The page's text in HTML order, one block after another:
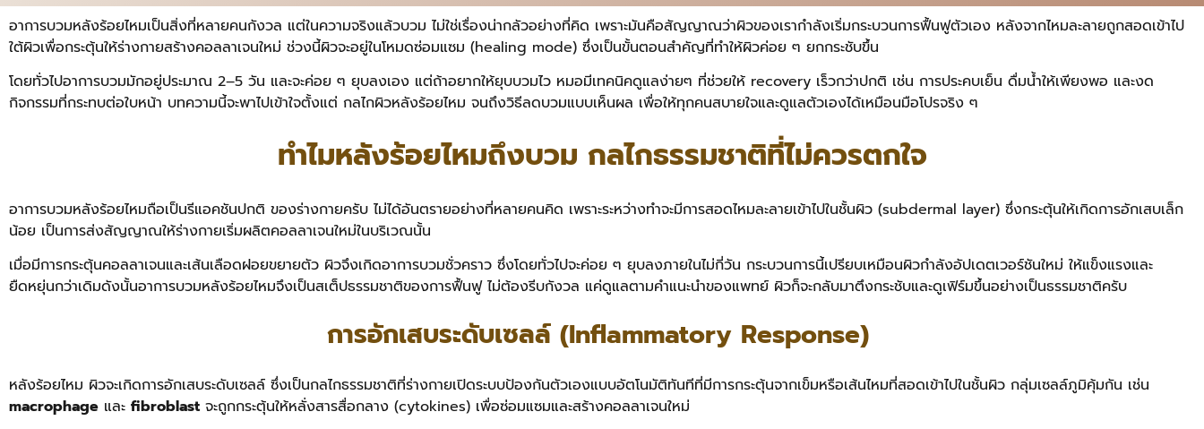
อาการบวมหลังร้อยไหมเป็นสิ่งที่หลายคนกังวล แต่ในความจริงแล้วบวม ไม่ใช่เรื่องน่ากลัวอย่างที่คิด เพราะมันคือสัญญาณว่าผิวของเรากำลังเริ่มกระบวนการฟื้นฟูตัวเอง หลังจากไหมละลายถูกสอดเข้าไป
ใต้ผิวเพื่อกระตุ้นให้ร่างกายสร้างคอลลาเจนใหม่ ช่วงนี้ผิวจะอยู่ในโหมดซ่อมแซม (healing mode) ซึ่งเป็นขั้นตอนสำคัญที่ทำให้ผิวค่อย ๆ ยกกระชับขึ้น
โดยทั่วไปอาการบวมมักอยู่ประมาณ 2–5 วัน และจะค่อย ๆ ยุบลงเอง แต่ถ้าอยากให้ยุบบวมไว หมอมีเทคนิคดูแลง่ายๆ ที่ช่วยให้ recovery เร็วกว่าปกติ เช่น การประคบเย็น ดื่มน้ำให้เพียงพอ และงด
กิจกรรมที่กระทบต่อใบหน้า บทความนี้จะพาไปเข้าใจตั้งแต่ กลไกผิวหลังร้อยไหม จนถึงวิธีลดบวมแบบเห็นผล เพื่อให้ทุกคนสบายใจและดูแลตัวเองได้เหมือนมือโปรจริง ๆ
ทำไมหลังร้อยไหมถึงบวม กลไกธรรมชาติที่ไม่ควรตกใจ
อาการบวมหลังร้อยไหมถือเป็นรีแอคชันปกติ ของร่างกายครับ ไม่ได้อันตรายอย่างที่หลายคนคิด เพราะระหว่างทำจะมีการสอดไหมละลายเข้าไปในชั้นผิว (subdermal layer) ซึ่งกระตุ้นให้เกิดการอักเสบเล็ก
น้อย เป็นการส่งสัญญาณให้ร่างกายเริ่มผลิตคอลลาเจนใหม่ในบริเวณนั้น
เมื่อมีการกระตุ้นคอลลาเจนและเส้นเลือดฝอยขยายตัว ผิวจึงเกิดอาการบวมชั่วคราว ซึ่งโดยทั่วไปจะค่อย ๆ ยุบลงภายในไม่กี่วัน กระบวนการนี้เปรียบเหมือนผิวกำลังอัปเดตเวอร์ชันใหม่ ให้แข็งแรงและ
ยืดหยุ่นกว่าเดิมดังนั้นอาการบวมหลังร้อยไหมจึงเป็นสเต็ปธรรมชาติของการฟื้นฟู ไม่ต้องรีบกังวล แค่ดูแลตามคำแนะนำของแพทย์ ผิวก็จะกลับมาตึงกระชับและดูเฟิร์มขึ้นอย่างเป็นธรรมชาติครับ
การอักเสบระดับเซลล์ (Inflammatory Response)
หลังร้อยไหม ผิวจะเกิดการอักเสบระดับเซลล์ ซึ่งเป็นกลไกธรรมชาติที่ร่างกายเปิดระบบป้องกันตัวเองแบบอัตโนมัติทันทีที่มีการกระตุ้นจากเข็มหรือเส้นไหมที่สอดเข้าไปในชั้นผิว กลุ่มเซลล์ภูมิคุ้มกัน เช่น
macrophage และ fibroblast จะถูกกระตุ้นให้หลั่งสารสื่อกลาง (cytokines) เพื่อซ่อมแซมและสร้างคอลลาเจนใหม่